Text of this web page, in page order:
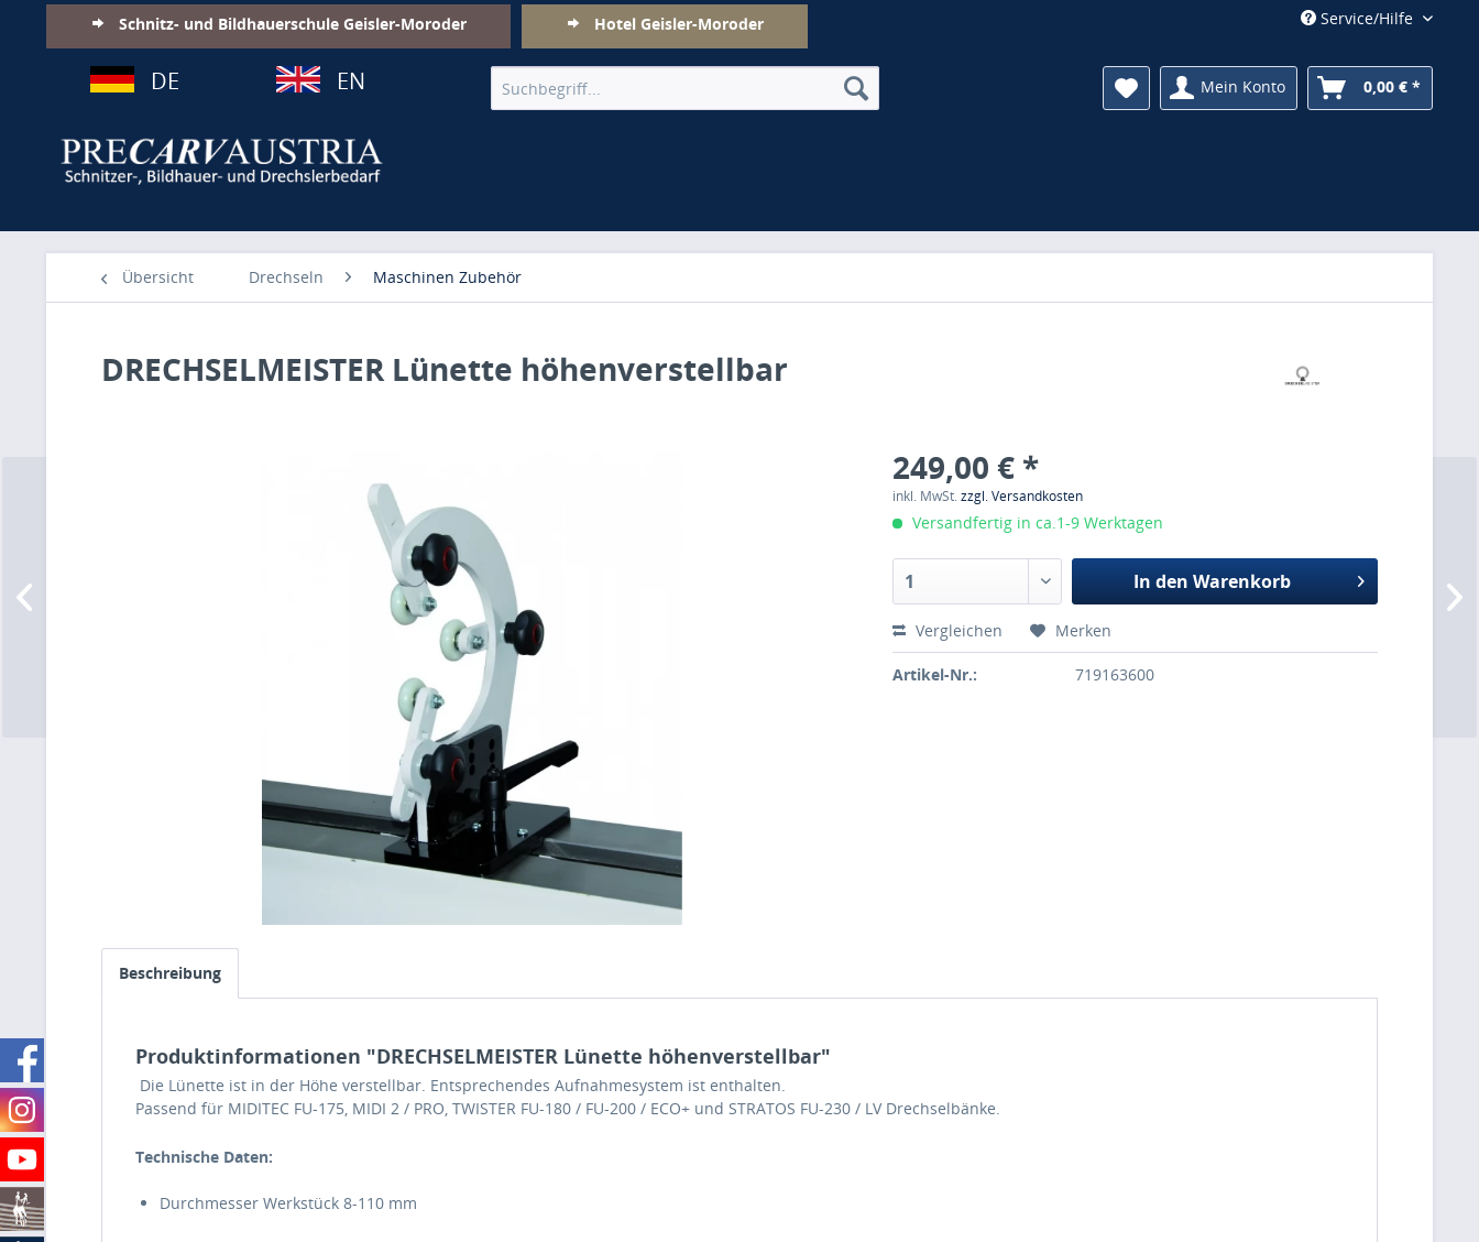
Schnitz- und Bildhauerschule Geisler-Moroder Hotel Geisler-Moroder Service/Hilfe
DE EN Mein Konto 0,00 € *
Übersicht Drechseln Maschinen Zubehör
DRECHSELMEISTER Lünette höhenverstellbar
249,00 € *
inkl. MwSt.zzgl. Versandkosten
Versandfertig in ca.1-9 Werktagen
In den Warenkorb
Vergleichen Merken
Artikel-Nr.: 719163600
Beschreibung
Produktinformationen "DRECHSELMEISTER Lünette höhenverstellbar"
Die Lünette ist in der Höhe verstellbar. Entsprechendes Aufnahmesystem ist enthalten.
Passend für MIDITEC FU-175, MIDI 2 / PRO, TWISTER FU-180 / FU-200 / ECO+ und STRATOS FU-230 / LV Drechselbänke.
Technische Daten:
Durchmesser Werkstück 8-110 mm